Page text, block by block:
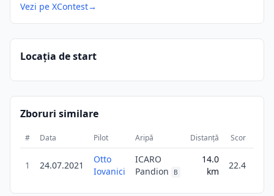
Vezi pe XContest→
Locația de start
Zboruri similare
# Data Pilot Aripă Distanță Scor
1 24.07.2021
Otto
Iovanici
ICARO
Pandion
B
14.0
km
22.4